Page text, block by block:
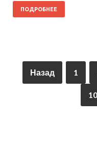
ПОДРОБНЕЕ
Назад 1
10